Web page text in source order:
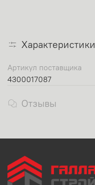
Характеристики
Артикул поставщика
4300017087
Отзывы